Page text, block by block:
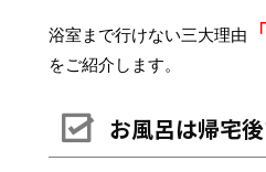
浴室まで行けない三大理由
をご紹介します。
お風呂は帰宅